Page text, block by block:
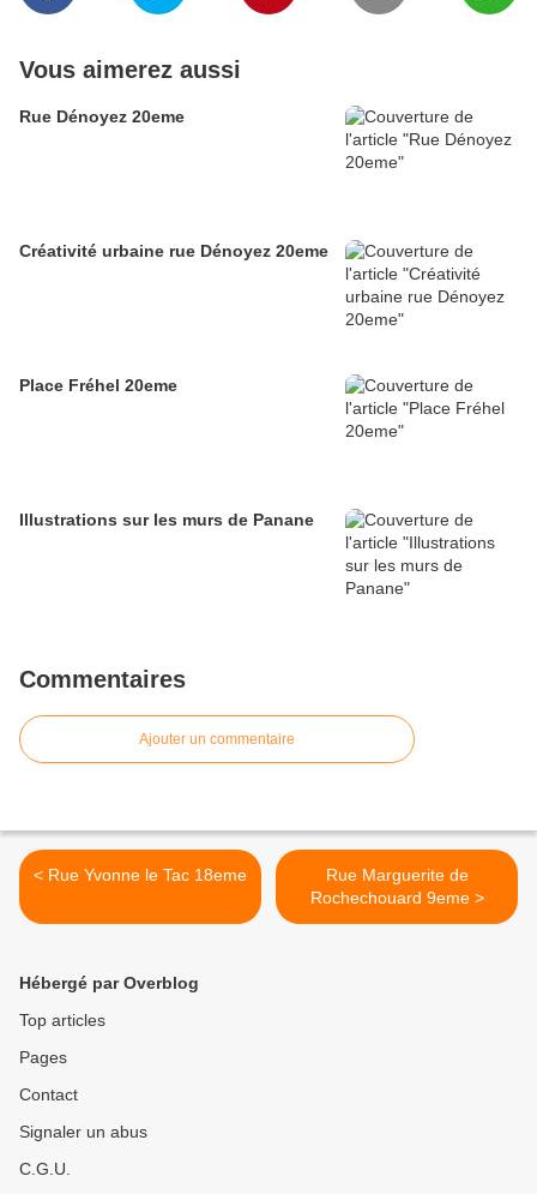
Vous aimerez aussi
Rue Dénoyez 20eme
Créativité urbaine rue Dénoyez 20eme
Place Fréhel 20eme
Illustrations sur les murs de Panane
Commentaires
Ajouter un commentaire
< Rue Yvonne le Tac 18eme
Rue Marguerite de
Rochechouard 9eme >
Hébergé par Overblog
Top articles
Pages
Contact
Signaler un abus
C.G.U.